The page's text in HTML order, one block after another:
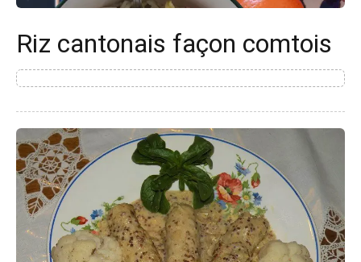
Riz cantonais façon comtois